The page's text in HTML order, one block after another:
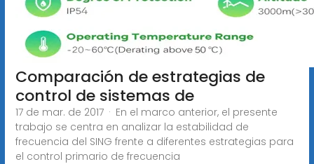
Comparación de estrategias de
control de sistemas de
17 de mar. de 2017 · En el marco anterior, el presente
trabajo se centra en analizar la estabilidad de
frecuencia del SING frente a diferentes estrategias para
el control primario de frecuencia